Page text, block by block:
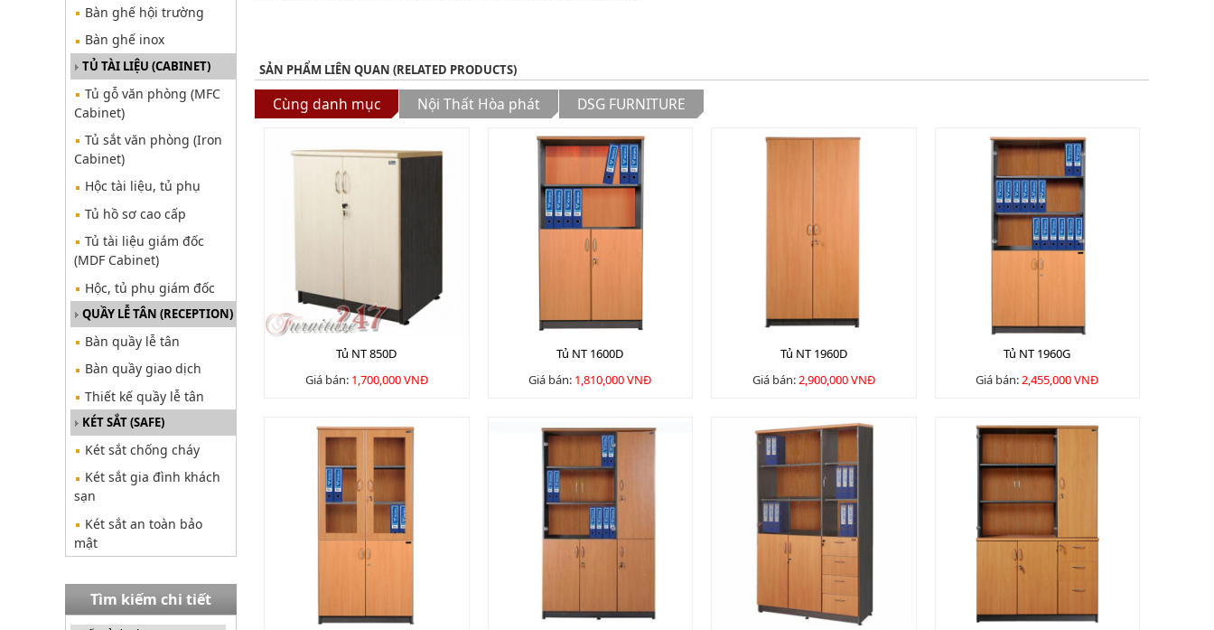
Bàn ghế hội trường
Bàn ghế inox
TỦ TÀI LIỆU (CABINET)
Tủ gỗ văn phòng (MFC
Cabinet)
Tủ sắt văn phòng (Iron
Cabinet)
Hộc tài liệu, tủ phụ
Tủ hồ sơ cao cấp
Tủ tài liệu giám đốc
(MDF Cabinet)
Hộc, tủ phụ giám đốc
QUẦY LỄ TÂN (RECEPTION)
Bàn quầy lễ tân
Bàn quầy giao dịch
Thiết kế quầy lễ tân
KÉT SẮT (SAFE)
Két sắt chống cháy
Két sắt gia đình khách
sạn
Két sắt an toàn bảo
mật
Tìm kiếm chi tiết
SẢN PHẨM LIÊN QUAN (RELATED PRODUCTS)
Cùng danh mục Nội Thất Hòa phát DSG FURNITURE
Tủ NT 850D
Giá bán: 1,700,000 VNĐ
Tủ NT 1600D
Giá bán: 1,810,000 VNĐ
Tủ NT 1960D
Giá bán:2,900,000 VNĐ
Tủ NT 1960G
Giá bán:2,455,000 VNĐ